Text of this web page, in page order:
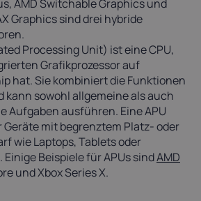
AMD Switchable Graphics und
Graphics sind drei hybride
Processing Unit) ist eine CPU,
Grafikprozessor auf
hat. Sie kombiniert die Funktionen
kann sowohl allgemeine als auch
Aufgaben ausführen. Eine APU
mit begrenztem Platz- oder
wie Laptops, Tablets oder
Beispiele für APUs sindAMD
und Xbox Series X.